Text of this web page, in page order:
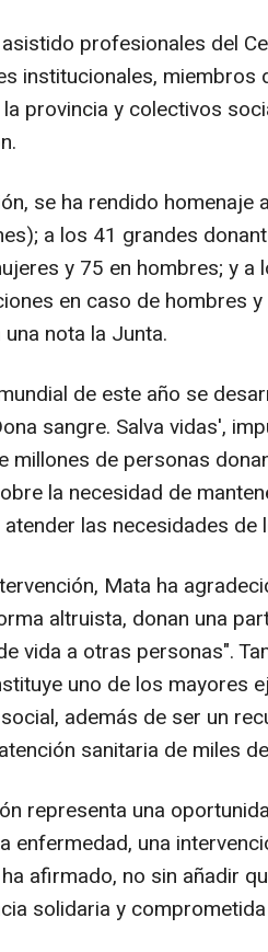
profesionales del
institucionales, miembros
provincia y colectivos
se ha rendido
a los 41 grandes
y 75 en hombres; y a
en caso de hombres
nota la Junta.
de este año se
sangre. Salva vidas',
millones de personas
la necesidad de
las necesidades
Mata ha
altruista, donan una
vida a otras personas".
uno de los mayores
además de ser un
sanitaria de miles
representa una
enfermedad, una
afirmado, no sin añadir
solidaria y